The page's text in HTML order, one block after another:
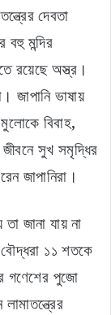
দেবতা
মন্দির
রয়েছে অস্ত্র।
জাপানি ভাষায়
বিবাহ,
জীবনে সুখ সমৃদ্ধির
জাপানিরা।
জানা যায় না
১১ শতকে
গণেশের পুজো